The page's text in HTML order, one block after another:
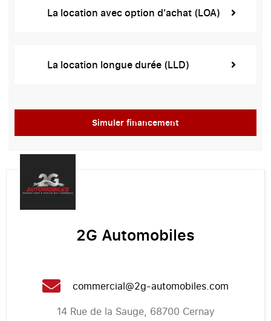
La location avec option d'achat (LOA)
La location longue durée (LLD)
Simuler financement
2G Automobiles
commercial@2g-automobiles.com
14 Rue de la Sauge, 68700 Cernay